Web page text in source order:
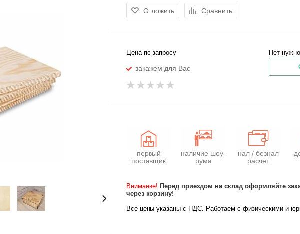
Отложить Сравнить
Цена по запросу
закажем для Вас
Нет
первый
поставщик
наличие шоу-
рума
нал / безнал
расчет
Внимание! Перед приездом на склад оформляйте
через корзину!
Все цены указаны с НДС. Работаем с физическими и